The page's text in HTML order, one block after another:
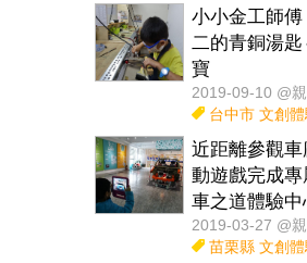
小小金工師
二的青銅湯
寶
2019-09-10 @
台中市 文創
近距離參觀
動遊戲完成
車之道體驗中
2019-03-27 @
苗栗縣 文創